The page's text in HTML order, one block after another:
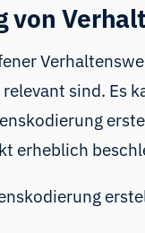
von
sind. Es
erheblich